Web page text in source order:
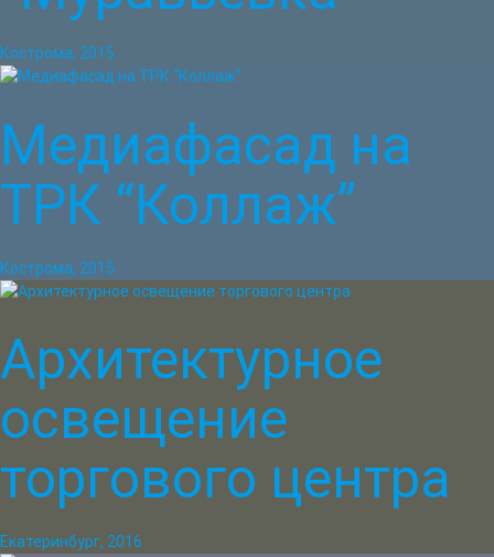
Кострома, 2015
Медиафасад на
ТРК “Коллаж”
Кострома, 2015
Архитектурное
освещение
торгового центра
Екатеринбург, 2016